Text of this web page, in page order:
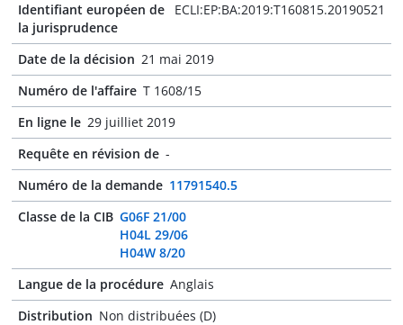
Identifiant européen de
la jurisprudence
ECLI:EP:BA:2019:T160815.20190521
Date de la décision 21 mai 2019
Numéro de l'affaire T 1608/15
En ligne le 29 juilliet 2019
Requête en révision de -
Numéro de la demande 11791540.5
Classe de la CIB G06F 21/00
H04L 29/06
H04W 8/20
Langue de la procédure Anglais
Distribution Non distribuées (D)